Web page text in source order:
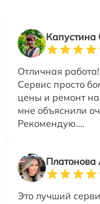
Отличная
Сервис просто
цены и ремонт
мне объяснили
Рекомендую….
Платонова
Это лучший